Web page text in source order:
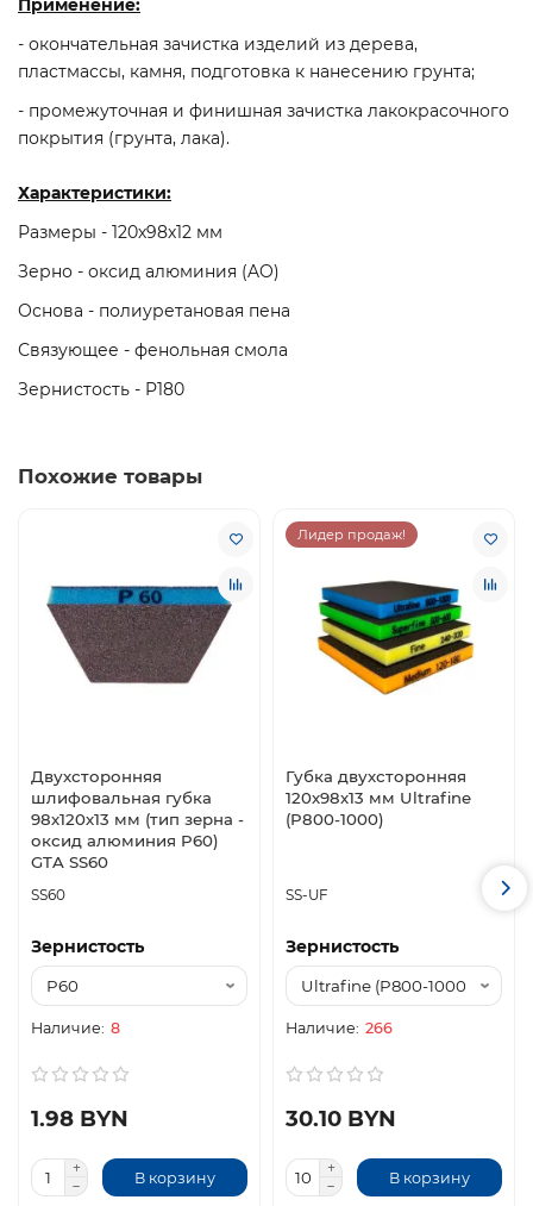
Применение:
- окончательная зачистка изделий из дерева,
пластмассы, камня, подготовка к нанесению грунта;
- промежуточная и финишная зачистка лакокрасочного
покрытия (грунта, лака).
Характеристики:
Размеры - 120х98х12 мм
Зерно - оксид алюминия (AO)
Основа - полиуретановая пена
Связующее - фенольная смола
Зернистость - P180
Похожие товары
Двухсторонняя
шлифовальная губка
98х120х13 мм (тип зерна -
оксид алюминия P60)
GTA SS60
SS60
Зернистость
8
1.98 BYN
В корзину
Лидер продаж!
Губка двухсторонняя
120х98х13 мм Ultrafine
(P800-1000)
SS-UF
Зернистость
266
30.10 BYN
В корзину